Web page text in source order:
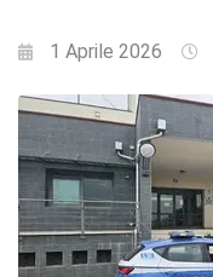
1 Aprile 2026